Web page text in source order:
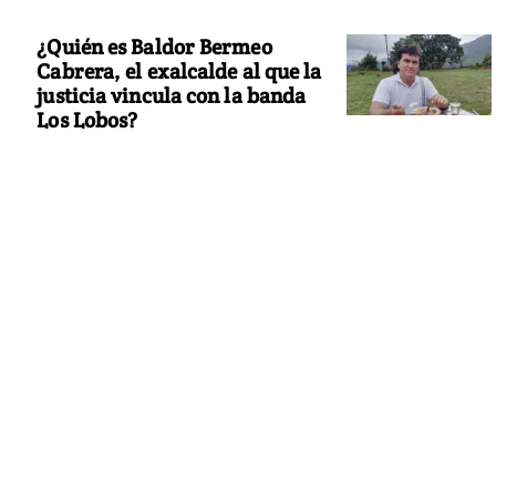
¿Quién es Baldor Bermeo
Cabrera, el exalcalde al que la
justicia vincula con la banda
Los Lobos?